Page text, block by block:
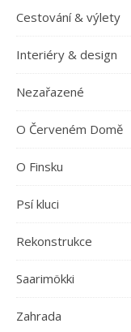
Cestování & výlety
Interiéry & design
Nezařazené
O Červeném Domě
O Finsku
Psí kluci
Rekonstrukce
Saarimökki
Zahrada